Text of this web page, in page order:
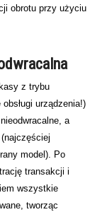
obrotu przy użyciu
z trybu
urządzenia!)
a
model). Po
transakcji i
wszystkie
tworząc